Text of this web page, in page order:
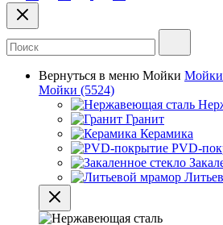
Вернуться в меню Мойки Мойки
Мойки (5524)
Гранит
Керамика
PVD-